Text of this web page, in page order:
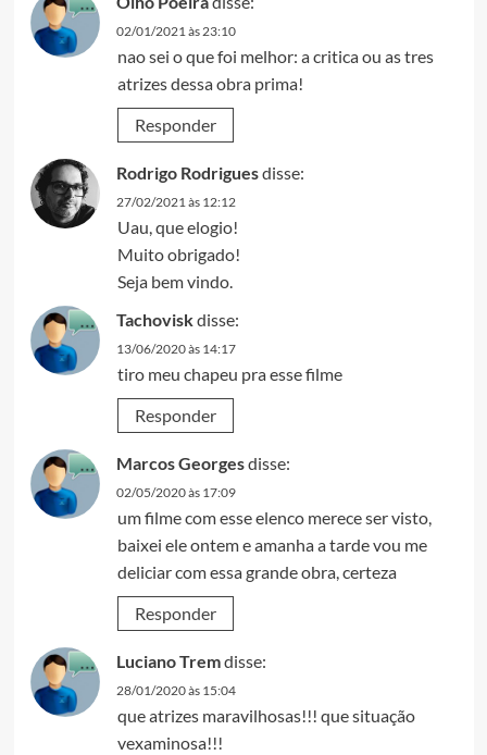
02/01/2021 às 23:10
nao sei o que foi melhor: a critica ou as tres
atrizes dessa obra prima!
Responder
Rodrigo Rodriguesdisse:
27/02/2021 às 12:12
Uau, que elogio!
Muito obrigado!
Seja bem vindo.
Tachoviskdisse:
13/06/2020 às 14:17
tiro meu chapeu pra esse filme
Responder
Marcos Georgesdisse:
02/05/2020 às 17:09
um filme com esse elenco merece ser visto,
baixei ele ontem e amanha a tarde vou me
deliciar com essa grande obra, certeza
Responder
Luciano Tremdisse:
28/01/2020 às 15:04
que atrizes maravilhosas!!! que situação
vexaminosa!!!